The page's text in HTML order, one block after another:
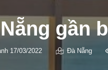
gần
17/03/2022 Đà Nẵng